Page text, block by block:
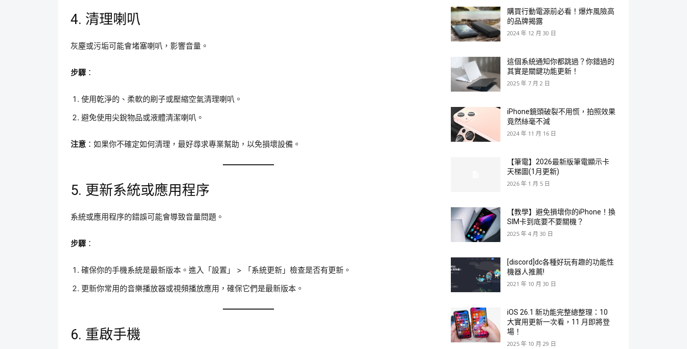
4. 清理喇叭
灰塵或污垢可能會堵塞喇叭，影響音量。
步驟 ：
使用乾淨的、柔軟的刷子或壓縮空氣清理喇叭。
避免使用尖銳物品或液體清潔喇叭。
注意 ：如果你不確定如何清理，最好尋求專業幫助，以免損壞設備。
5. 更新系統或應用程序
系統或應用程序的錯誤可能會導致音量問題。
步驟 ：
確保你的手機系統是最新版本。進入「設置」 > 「系統更新」檢查是否有更新。
更新你常用的音樂播放器或視頻播放應用，確保它們是最新版本。
6. 重啟手機
購買行動電源前必看！爆炸風險高
的品牌揭露
2024 年 12 月 30 日
這個系統通知你都跳過？你錯過的
其實是關鍵功能更新！
2025 年 7 月 2 日
iPhone鏡頭破裂不用慌，拍照效果
竟然絲毫不減
2024 年 11 月 16 日
【筆電】2026最新版筆電顯示卡
天梯圖(1月更新)
2026 年 1 月 5 日
【教學】避免損壞你的iPhone！換
SIM卡到底要不要關機？
2025 年 4 月 30 日
[discord]dc各種好玩有趣的功能性
機器人推薦!
2021 年 10 月 30 日
iOS 26.1 新功能完整總整理：10
大實用更新一次看，11 月即將登
場！
2025 年 10 月 29 日